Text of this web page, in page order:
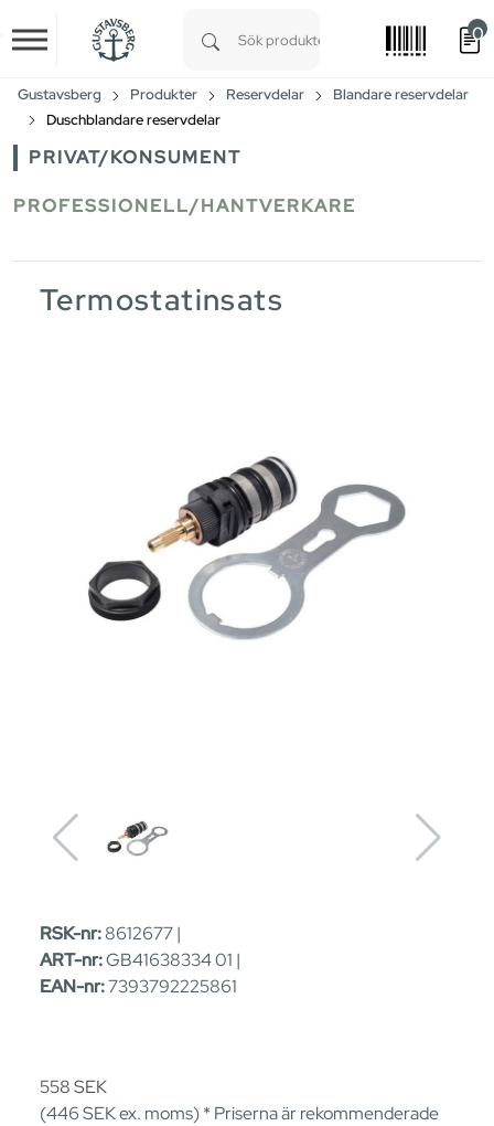
Skip to main content
0
Gustavsberg Produkter Reservdelar
Blandare reservdelar
Duschblandare reservdelar
PRIVAT/KONSUMENT
PROFESSIONELL/HANTVERKARE
Termostatinsats
RSK-nr:8612677 |
ART-nr:GB41638334 01 |
EAN-nr:7393792225861
558SEK
(446SEKex. moms) * Priserna är rekommenderade